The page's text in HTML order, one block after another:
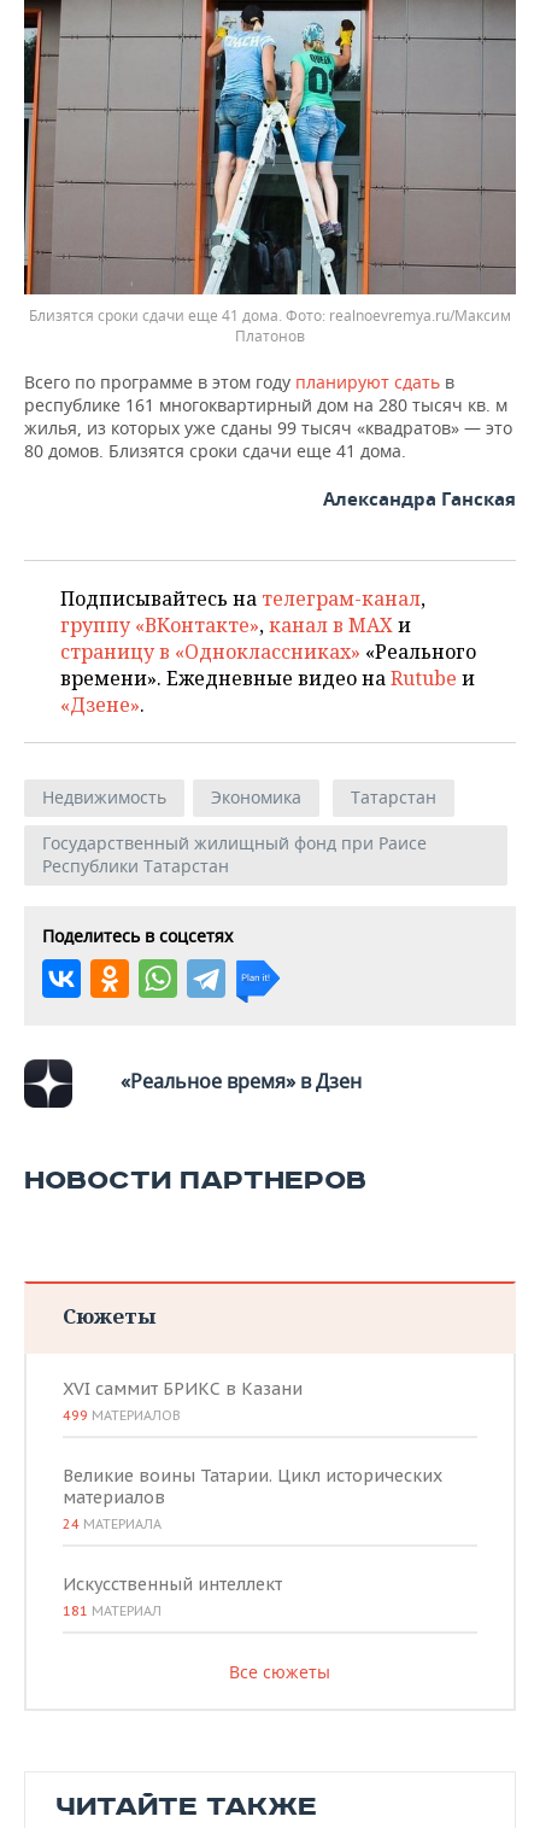
Близятся сроки сдачи еще 41 дома.
realnoevremya.ru/Максим
Платонов
Всего по программе в этом году планируют сдать в
республике 161 многоквартирный дом на 280 тысяч кв. м
жилья, из которых уже сданы 99 тысяч «квадратов» — это
80 домов. Близятся сроки сдачи еще 41 дома.
Александра Ганская
Подписывайтесь на телеграм-канал,
группу «ВКонтакте»,канал в MAXи
страницу в «Одноклассниках» «Реального
времени». Ежедневные видео наRutube и
«Дзене».
Недвижимость Экономика
Татарстан
Государственный жилищный фонд при Раисе
Республики Татарстан
Поделитесь в соцсетях
«Реальное время» в Дзен
НОВОСТИ ПАРТНЕРОВ
Сюжеты
XVI саммит БРИКС в Казани
499 МАТЕРИАЛОВ
Великие воины Татарии. Цикл исторических
материалов
24 МАТЕРИАЛА
Искусственный интеллект
181 МАТЕРИАЛ
Все сюжеты
ЧИТАЙТЕ ТАКЖЕ